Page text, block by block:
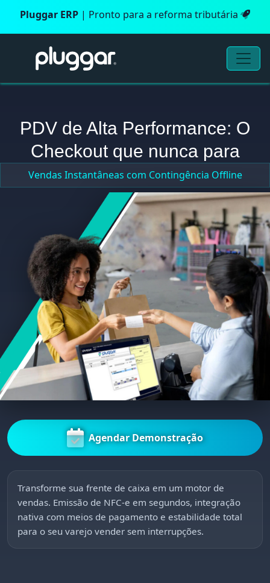
Pluggar ERP | Pronto para a reforma tributária
PDV de Alta Performance: O
Checkout que nunca para
Vendas Instantâneas com Contingência Offline
Agendar Demonstração
Transforme sua frente de caixa em um motor de
vendas. Emissão de NFC-e em segundos, integração
nativa com meios de pagamento e estabilidade total
para o seu varejo vender sem interrupções.